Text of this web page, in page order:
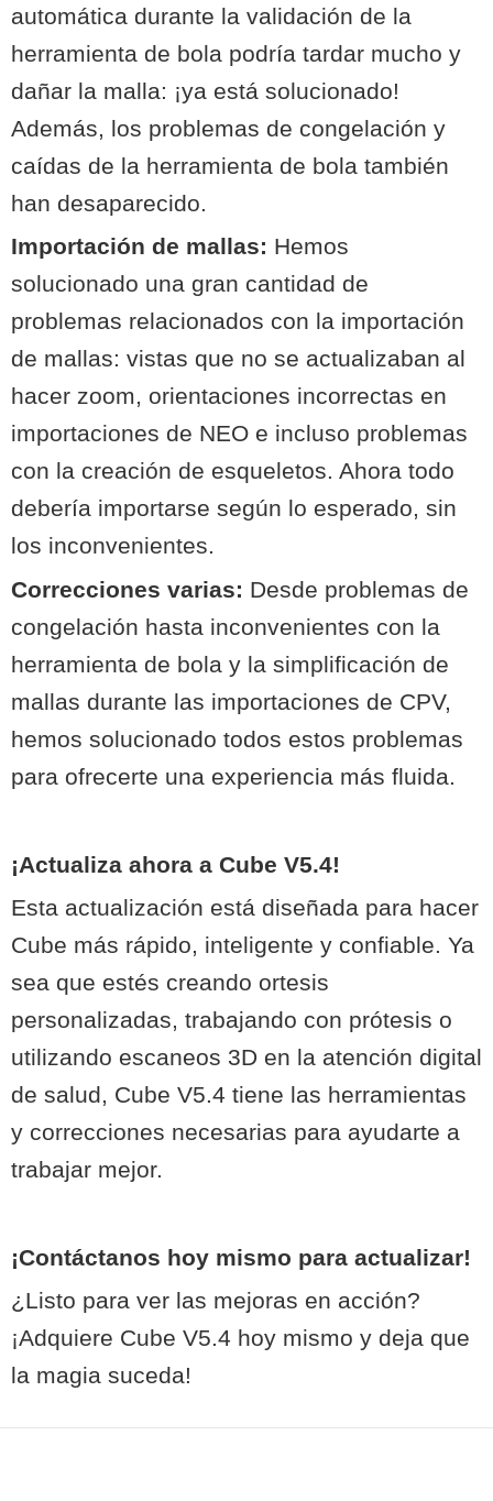
automática durante la validación de la
herramienta de bola podría tardar mucho y
dañar la malla: ¡ya está solucionado!
Además, los problemas de congelación y
caídas de la herramienta de bola también
han desaparecido.
Importación de mallas: Hemos
solucionado una gran cantidad de
problemas relacionados con la importación
de mallas: vistas que no se actualizaban al
hacer zoom, orientaciones incorrectas en
importaciones de NEO e incluso problemas
con la creación de esqueletos. Ahora todo
debería importarse según lo esperado, sin
los inconvenientes.
Correcciones varias: Desde problemas de
congelación hasta inconvenientes con la
herramienta de bola y la simplificación de
mallas durante las importaciones de CPV,
hemos solucionado todos estos problemas
para ofrecerte una experiencia más fluida.
¡Actualiza ahora a Cube V5.4!
Esta actualización está diseñada para hacer
Cube más rápido, inteligente y confiable. Ya
sea que estés creando ortesis
personalizadas, trabajando con prótesis o
utilizando escaneos 3D en la atención digital
de salud, Cube V5.4 tiene las herramientas
y correcciones necesarias para ayudarte a
trabajar mejor.
¡Contáctanos hoy mismo para actualizar!
¿Listo para ver las mejoras en acción?
¡Adquiere Cube V5.4 hoy mismo y deja que
la magia suceda!